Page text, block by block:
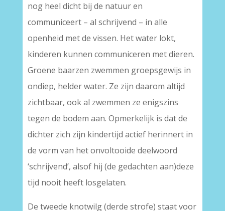
nog heel dicht bij de natuur en
communiceert – al schrijvend – in alle
openheid met de vissen. Het water lokt,
kinderen kunnen communiceren met dieren.
Groene baarzen zwemmen groepsgewijs in
ondiep, helder water. Ze zijn daarom altijd
zichtbaar, ook al zwemmen ze enigszins
tegen de bodem aan. Opmerkelijk is dat de
dichter zich zijn kindertijd actief herinnert in
de vorm van het onvoltooide deelwoord
‘schrijvend’, alsof hij (de gedachten aan)deze
tijd nooit heeft losgelaten.
De tweede knotwilg (derde strofe) staat voor